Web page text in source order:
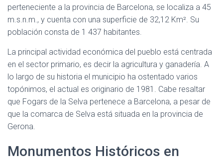
perteneciente a la provincia de Barcelona, se localiza a 45
m.s.n.m., y cuenta con una superficie de 32,12 Km². Su
población consta de 1 437 habitantes.
La principal actividad económica del pueblo está centrada
en el sector primario, es decir la agricultura y ganadería. A
lo largo de su historia el municipio ha ostentado varios
topónimos, el actual es originario de 1981. Cabe resaltar
que Fogars de la Selva pertenece a Barcelona, a pesar de
que la comarca de Selva está situada en la provincia de
Gerona.
Monumentos Históricos en